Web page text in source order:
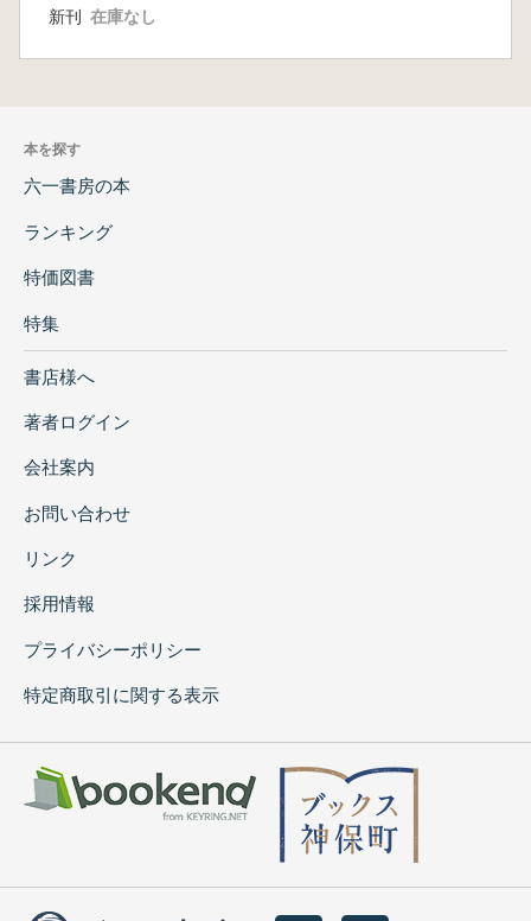
新刊 在庫なし
本を探す
六一書房の本
ランキング
特価図書
特集
書店様へ
著者ログイン
会社案内
お問い合わせ
リンク
採用情報
プライバシーポリシー
特定商取引に関する表示